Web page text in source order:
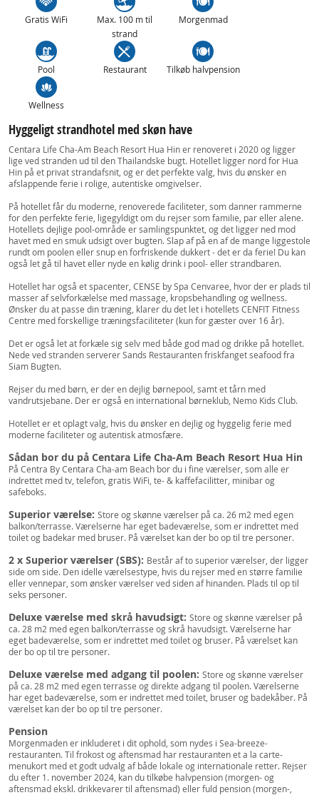
Gratis WiFi
Max. 100 m til
strand
Morgenmad
Pool Restaurant Tilkøb halvpension
Wellness
Hyggeligt strandhotel med skøn have
Centara Life Cha-Am Beach Resort Hua Hin er renoveret i 2020 og ligger
lige ved stranden ud til den Thailandske bugt. Hotellet ligger nord for Hua
Hin på et privat strandafsnit, og er det perfekte valg, hvis du ønsker en
afslappende ferie i rolige, autentiske omgivelser.
På hotellet får du moderne, renoverede faciliteter, som danner rammerne
for den perfekte ferie, ligegyldigt om du rejser som familie, par eller alene.
Hotellets dejlige pool-område er samlingspunktet, og det ligger ned mod
havet med en smuk udsigt over bugten. Slap af på en af de mange liggestole
rundt om poolen eller snup en forfriskende dukkert - det er da ferie! Du kan
også let gå til havet eller nyde en kølig drink i pool- eller strandbaren.
Hotellet har også et spacenter, CENSE by Spa Cenvaree, hvor der er plads til
masser af selvforkælelse med massage, kropsbehandling og wellness.
Ønsker du at passe din træning, klarer du det let i hotellets CENFIT Fitness
Centre med forskellige træningsfaciliteter (kun for gæster over 16 år).
Det er også let at forkæle sig selv med både god mad og drikke på hotellet.
Nede ved stranden serverer Sands Restauranten friskfanget seafood fra
Siam Bugten.
Rejser du med børn, er der en dejlig børnepool, samt et tårn med
vandrutsjebane. Der er også en international børneklub, Nemo Kids Club.
Hotellet er et oplagt valg, hvis du ønsker en dejlig og hyggelig ferie med
moderne faciliteter og autentisk atmosfære.
Sådan bor du på Centara Life Cha-Am Beach Resort Hua Hin
På Centra By Centara Cha-am Beach bor du i fine værelser, som alle er
indrettet med tv, telefon, gratis WiFi, te- & kaffefacilitter, minibar og
safeboks.
Superior værelse: Store og skønne værelser på ca. 26 m2 med egen
balkon/terrasse. Værelserne har eget badeværelse, som er indrettet med
toilet og badekar med bruser. På værelset kan der bo op til tre personer.
2 x Superior værelser (SBS): Består af to superior værelser, der ligger
side om side. Den idelle værelsestype, hvis du rejser med en større familie
eller vennepar, som ønsker værelser ved siden af hinanden. Plads til op til
seks personer.
Deluxe værelse med skrå havudsigt: Store og skønne værelser på
ca. 28 m2 med egen balkon/terrasse og skrå havudsigt. Værelserne har
eget badeværelse, som er indrettet med toilet og bruser. På værelset kan
der bo op til tre personer.
Deluxe værelse med adgang til poolen: Store og skønne værelser
på ca. 28 m2 med egen terrasse og direkte adgang til poolen. Værelserne
har eget badeværelse, som er indrettet med toilet, bruser og badekåber. På
værelset kan der bo op til tre personer.
Pension
Morgenmaden er inkluderet i dit ophold, som nydes i Sea-breeze-
restauranten. Til frokost og aftensmad har restauranten et a la carte-
menukort med et godt udvalg af både lokale og internationale retter. Rejser
du efter 1. november 2024, kan du tilkøbe halvpension (morgen- og
aftensmad ekskl. drikkevarer til aftensmad) eller fuld pension (morgen-,